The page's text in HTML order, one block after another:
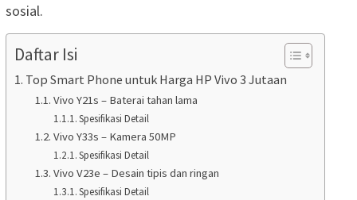
sosial.
Daftar Isi
Top Smart Phone untuk Harga HP Vivo 3 Jutaan
Vivo Y21s – Baterai tahan lama
Spesifikasi Detail
Vivo Y33s – Kamera 50MP
Spesifikasi Detail
Vivo V23e – Desain tipis dan ringan
Spesifikasi Detail